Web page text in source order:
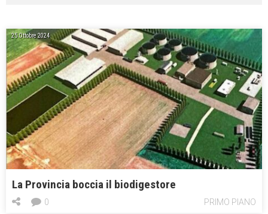
25 Ottobre 2024
La Provincia boccia il biodigestore
PRIMO PIANO
0